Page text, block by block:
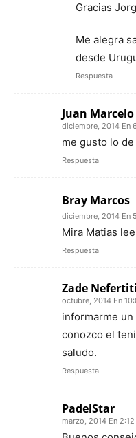
Gracias
Me alegra
desde
Respuesta
Juan Marcelo
diciembre, 2014 En
me gusto lo
Respuesta
Bray Marcos
diciembre, 2014 En
Mira Matias
Respuesta
Zade Nefertiti
octubre, 2014 En
informarme
conozco el
saludo.
Respuesta
PadelStar
marzo, 2014 En